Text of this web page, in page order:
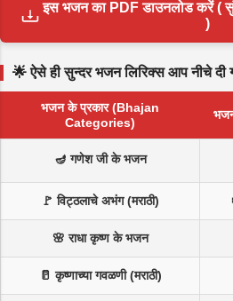
इस भजन का PDF डाउनलोड करें (
)
🌟 ऐसे ही सुन्दर भजन लिरिक्स आप नीचे
भजन के प्रकार (Bhajan
Categories)
🪔 गणेश जी के भजन
🚩 विट्ठलाचे अभंग (मराठी)
🌸 राधा कृष्ण के भजन
🥛 कृष्णाच्या गवळणी (मराठी)